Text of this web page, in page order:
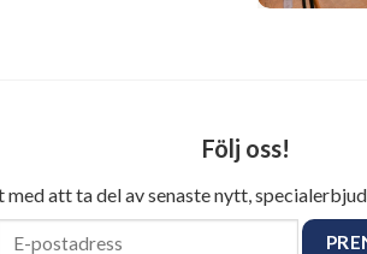
Följ oss!
att ta del av senaste nytt,